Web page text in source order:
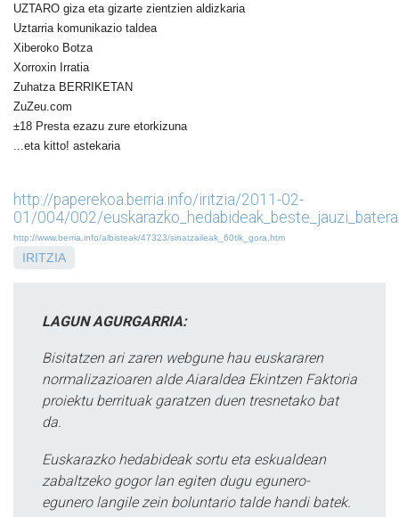
UZTARO giza eta gizarte zientzien aldizkaria
Uztarria komunikazio taldea
Xiberoko Botza
Xorroxin Irratia
Zuhatza BERRIKETAN
ZuZeu.com
±18 Presta ezazu zure etorkizuna
...eta kitto! astekaria
http://paperekoa.berria.info/iritzia/2011-02-
01/004/002/
http://www.berria.info/albisteak/47323/sinatzaileak_60tik_gora.htm
IRITZIA
LAGUN AGURGARRIA:
Bisitatzen ari zaren webgune hau euskararen
normalizazioaren alde Aiaraldea Ekintzen Faktoria
proiektu berrituak garatzen duen tresnetako bat
da.
Euskarazko hedabideak sortu eta eskualdean
zabaltzeko gogor lan egiten dugu egunero-
egunero langile zein boluntario talde handi batek.